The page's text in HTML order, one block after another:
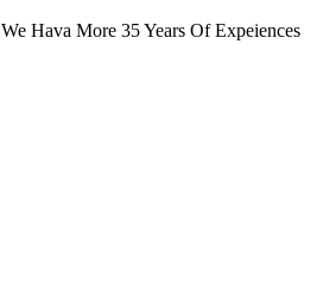
We Hava More 35 Years Of Expeiences